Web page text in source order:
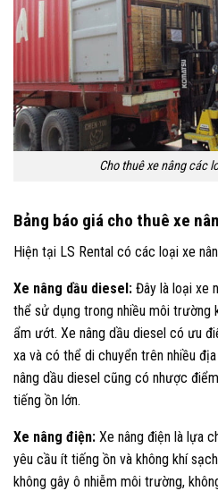
Cho thuê xe nâng các
Bảng báo giá cho thuê xe
Hiện tại LS Rental có các loại xe
Xe nâng dầu diesel: Đây là loại xe
thể sử dụng trong nhiều môi trường
ẩm ướt. Xe nâng dầu diesel có ưu
xa và có thể di chuyển trên nhiều địa
nâng dầu diesel cũng có nhược
tiếng ồn lớn.
Xe nâng điện: Xe nâng điện là lựa
yêu cầu ít tiếng ồn và không khí
không gây ô nhiễm môi trường,